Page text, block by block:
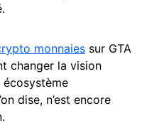
monnaies sur GTA
changer la vision
écosystème
dise, n’est encore